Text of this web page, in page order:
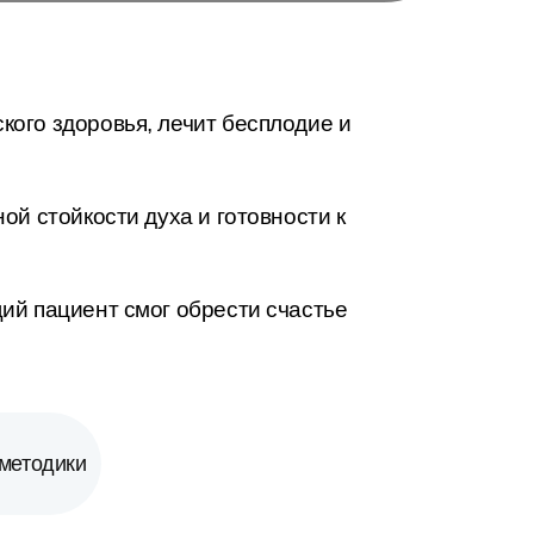
здоровья, лечит бесплодие и
стойкости духа и готовности к
пациент смог обрести счастье